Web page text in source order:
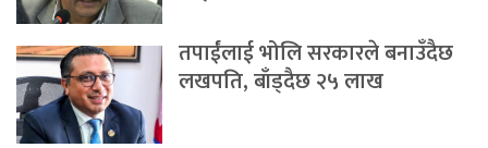
तपाईंलाई भोलि सरकारले बनाउँदैछ
लखपति, बाँड्दैछ २५ लाख